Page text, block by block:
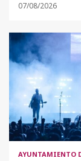
07/08/2026
AYUNTAMIENTO